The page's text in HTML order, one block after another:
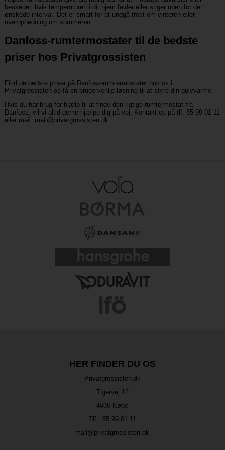
beskeder, hvis temperaturen i dit hjem falder eller stiger uden for det
ønskede interval. Det er smart for at undgå frost om vinteren eller
overophedning om sommeren.
Danfoss-rumtermostater til de bedste
priser hos Privatgrossisten
Find de bedste priser på Danfoss-rumtermostater hos os i
Privatgrossisten og få en brugervenlig løsning til at styre din gulvvarme.
Hvis du har brug for hjælp til at finde den rigtige rumtermostat fra
Danfoss, vil vi altid gerne hjælpe dig på vej. Kontakt os på tlf. 55 99 01 11
eller mail: mail@privatgrossisten.dk
HER FINDER DU OS
Privatgrossisten.dk
Tigervej 12
4600 Køge
Tlf.: 55 99 01 11
mail@privatgrossisten.dk